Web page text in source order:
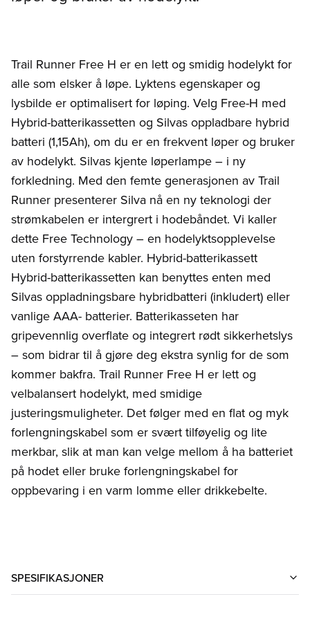
Trail Runner Free H er en lett og smidig hodelykt for
alle som elsker å løpe. Lyktens egenskaper og
lysbilde er optimalisert for løping. Velg Free-H med
Hybrid-batterikassetten og Silvas oppladbare hybrid
batteri (1,15Ah), om du er en frekvent løper og bruker
av hodelykt. Silvas kjente løperlampe – i ny
forkledning. Med den femte generasjonen av Trail
Runner presenterer Silva nå en ny teknologi der
strømkabelen er intergrert i hodebåndet. Vi kaller
dette Free Technology – en hodelyktsopplevelse
uten forstyrrende kabler. Hybrid-batterikassett
Hybrid-batterikassetten kan benyttes enten med
Silvas oppladningsbare hybridbatteri (inkludert) eller
vanlige AAA- batterier. Batterikasseten har
gripevennlig overflate og integrert rødt sikkerhetslys
– som bidrar til å gjøre deg ekstra synlig for de som
kommer bakfra. Trail Runner Free H er lett og
velbalansert hodelykt, med smidige
justeringsmuligheter. Det følger med en flat og myk
forlengningskabel som er svært tilføyelig og lite
merkbar, slik at man kan velge mellom å ha batteriet
på hodet eller bruke forlengningskabel for
oppbevaring i en varm lomme eller drikkebelte.
SPESIFIKASJONER